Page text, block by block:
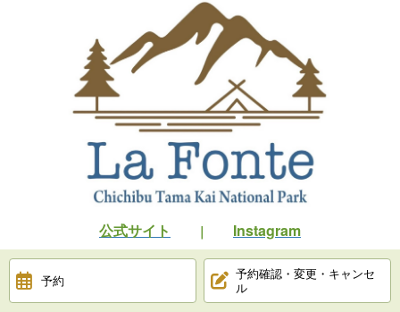
公式サイト ｜ Instagram
予約
予約確認・変更・キャンセ
ル